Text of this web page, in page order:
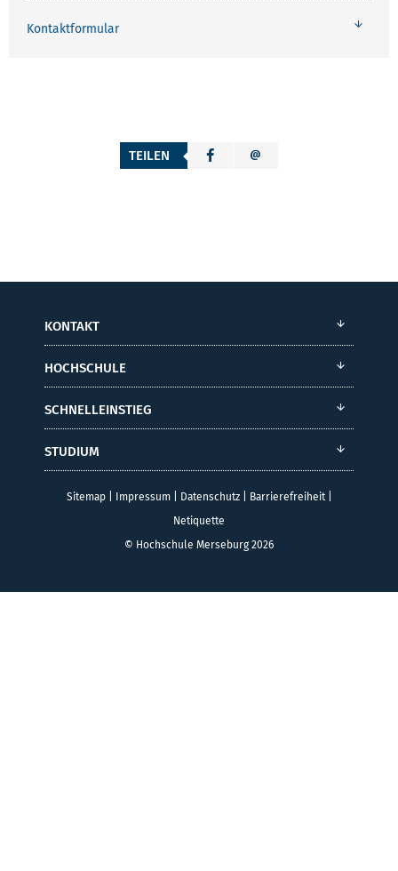
Kontaktformular
TEILEN
KONTAKT
HOCHSCHULE
SCHNELLEINSTIEG
STUDIUM
Sitemap| Impressum| Datenschutz| Barrierefreiheit|
Netiquette
© Hochschule Merseburg 2026